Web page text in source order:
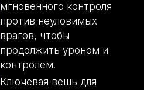
мгновенного контроля
против неуловимых
врагов, чтобы
продолжить уроном и
контролем.
Ключевая вещь для